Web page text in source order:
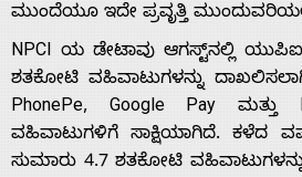
Home
ಮುಂದೆಯೂ ಇದೇ ಪ್ರವೃತ್ತಿ
NPCI ಯ ಡೇಟಾವು ಆಗಸ್ಟ್‌ನಲ್ಲಿ
ಶತಕೋಟಿ ವಹಿವಾಟುಗಳನ್ನು
PhonePe, Google Pay
ವಹಿವಾಟುಗಳಿಗೆ ಸಾಕ್ಷಿಯಾಗಿದೆ. ಕಳೆದ
ಸುಮಾರು 4.7 ಶತಕೋಟಿ